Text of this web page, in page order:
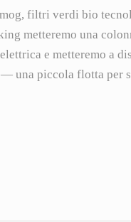
filtri verdi bio
metteremo una
e metteremo a
una piccola flotta per